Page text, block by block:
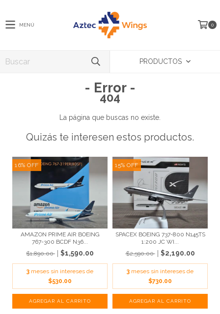
MENÚ 0
PRODUCTOS
- Error -
404
La página que buscas no existe.
Quizás te interesen estos productos.
16% OFF
AMAZON PRIME AIR BOEING
767-300 BCDF N36...
$1,890.00
$1,590.00
3 meses sin intereses de
$530.00
15% OFF
SPACEX BOEING 737-800 N145TS
1:200 JC WI...
$2,590.00
$2,190.00
3 meses sin intereses de
$730.00